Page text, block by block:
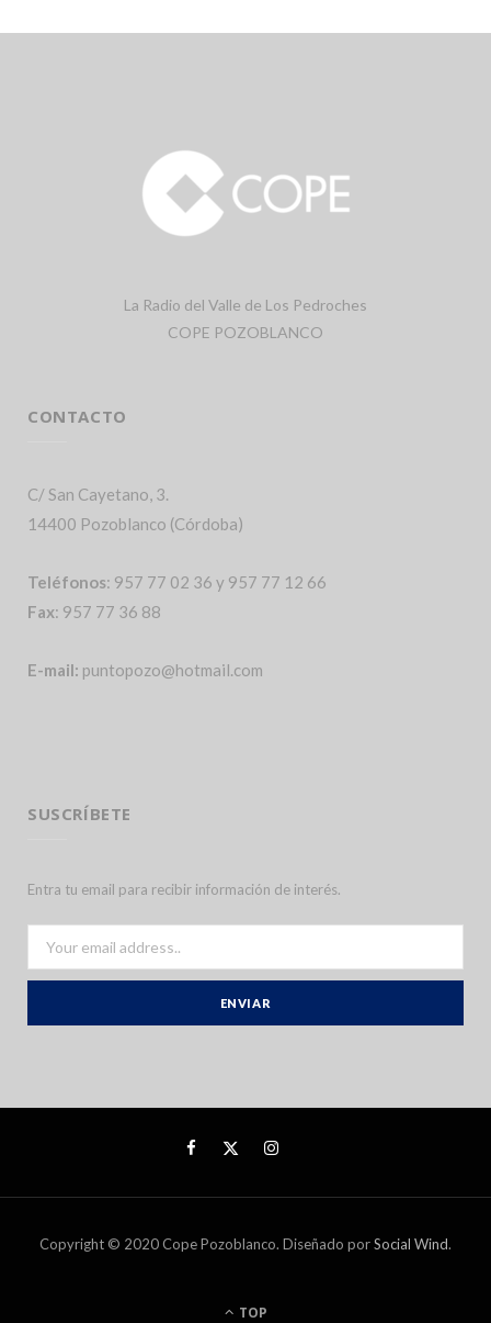
La Radio del Valle de Los Pedroches
COPE POZOBLANCO
CONTACTO
C/ San Cayetano, 3.
14400 Pozoblanco (Córdoba)
Teléfonos: 957 77 02 36 y 957 77 12 66
Fax: 957 77 36 88
E-mail: puntopozo@hotmail.com
SUSCRÍBETE
Entra tu email para recibir información de interés.
Copyright © 2020 Cope Pozoblanco. Diseñado porSocial Wind.
TOP